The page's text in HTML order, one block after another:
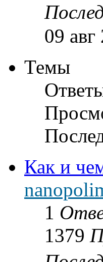
09
Темы
Как и
1
1379